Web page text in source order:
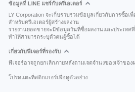
ข้อมูลที่ LINE แชร์กับครีเอเตอร์
LY Corporation จะเก็บรวบรวมข้อมูลเกี่ยวกับการซื้อเ
สำหรับครีเอเตอร์ผู้สร้างผลงาน
รายงานยอดขายจะมีข้อมูลวันที่ซื้อผลงานและประเท
ทำให้สามารถระบุตัวตนผู้ซื้อได้
เกี่ยวกับฟีเจอร์ที่รองรับ
ฟีเจอร์อาจถูกยกเลิกภายหลังตามเจตจำนงของเจ้าของ
โปรดแตะที่สติกเกอร์เพื่อดูตัวอย่าง